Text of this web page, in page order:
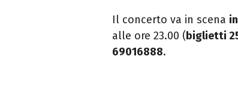
Il concerto va in scena
alle ore 23.00 (biglietti
69016888.